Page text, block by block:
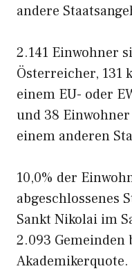
andere
2.141 Einwohner
Österreicher, 131
einem EU- oder
und 38
einem anderen
10,0% der
abgeschlossenes
Sankt Nikolai im
2.093
Akademikerquote.